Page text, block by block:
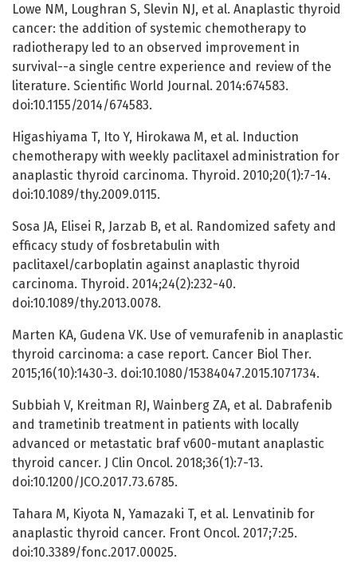
Lowe NM, Loughran S, Slevin NJ, et al. Anaplastic thyroid
cancer: the addition of systemic chemotherapy to
radiotherapy led to an observed improvement in
survival--a single centre experience and review of the
literature. Scientific World Journal. 2014:674583.
doi:10.1155/2014/674583.
Higashiyama T, Ito Y, Hirokawa M, et al. Induction
chemotherapy with weekly paclitaxel administration for
anaplastic thyroid carcinoma. Thyroid. 2010;20(1):7-14.
doi:10.1089/thy.2009.0115.
Sosa JA, Elisei R, Jarzab B, et al. Randomized safety and
efficacy study of fosbretabulin with
paclitaxel/carboplatin against anaplastic thyroid
carcinoma. Thyroid. 2014;24(2):232-40.
doi:10.1089/thy.2013.0078.
Marten KA, Gudena VK. Use of vemurafenib in anaplastic
thyroid carcinoma: a case report. Cancer Biol Ther.
2015;16(10):1430-3. doi:10.1080/15384047.2015.1071734.
Subbiah V, Kreitman RJ, Wainberg ZA, et al. Dabrafenib
and trametinib treatment in patients with locally
advanced or metastatic braf v600-mutant anaplastic
thyroid cancer. J Clin Oncol. 2018;36(1):7-13.
doi:10.1200/JCO.2017.73.6785.
Tahara M, Kiyota N, Yamazaki T, et al. Lenvatinib for
anaplastic thyroid cancer. Front Oncol. 2017;7:25.
doi:10.3389/fonc.2017.00025.